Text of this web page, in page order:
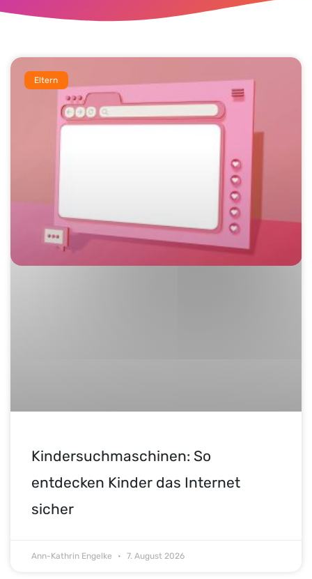
Eltern
Kindersuchmaschinen: So
entdecken Kinder das Internet
sicher
Ann-Kathrin Engelke 7. August 2026